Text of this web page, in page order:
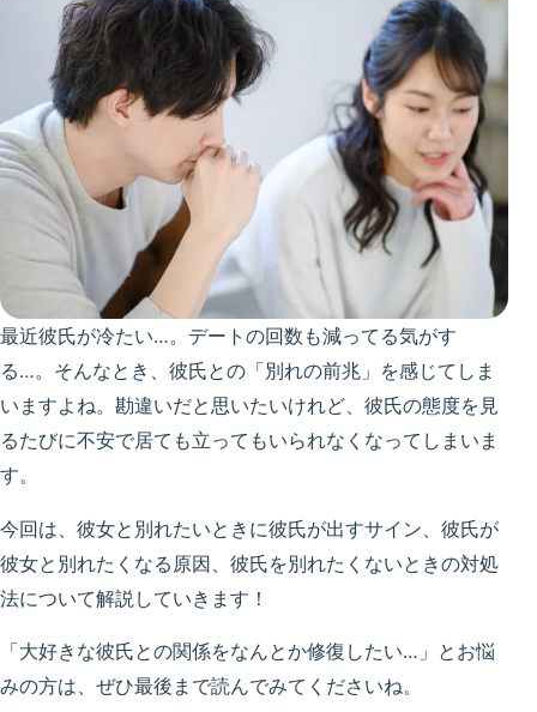
最近彼氏が冷たい…。デートの回数も減ってる気がす
る…。そんなとき、彼氏との「別れの前兆」を感じてしま
いますよね。勘違いだと思いたいけれど、彼氏の態度を見
るたびに不安で居ても立ってもいられなくなってしまいま
す。
今回は、彼女と別れたいときに彼氏が出すサイン、彼氏が
彼女と別れたくなる原因、彼氏を別れたくないときの対処
法について解説していきます！
「大好きな彼氏との関係をなんとか修復したい…」とお悩
みの方は、ぜひ最後まで読んでみてくださいね。